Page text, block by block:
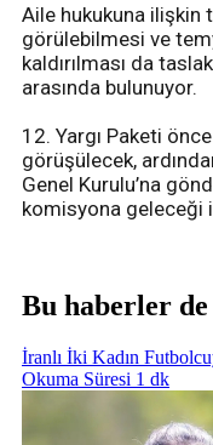
Aile hukukuna ilişkin
görülebilmesi ve
kaldırılması da
arasında bulunuyor.
12. Yargı Paketi
görüşülecek,
Genel Kurulu’na
komisyona geleceği
Bu haberler
İranlı İki Kadın
Okuma Süresi 1 dk